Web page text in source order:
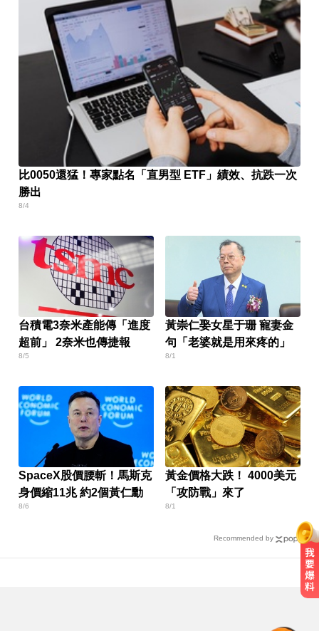
比0050還猛！專家點名「直男型 ETF」績效、抗跌一次
勝出
8/4
台積電3奈米產能傳「進度
超前」 2奈米也傳捷報
8/5
黃崇仁娶女星于珊 寵妻金
句「老婆就是用來疼的」
8/1
SpaceX股價腰斬！馬斯克
身價縮11兆 約2個黃仁勳
8/6
黃金價格大跌！ 4000美元
「攻防戰」來了
8/1
Recommended by